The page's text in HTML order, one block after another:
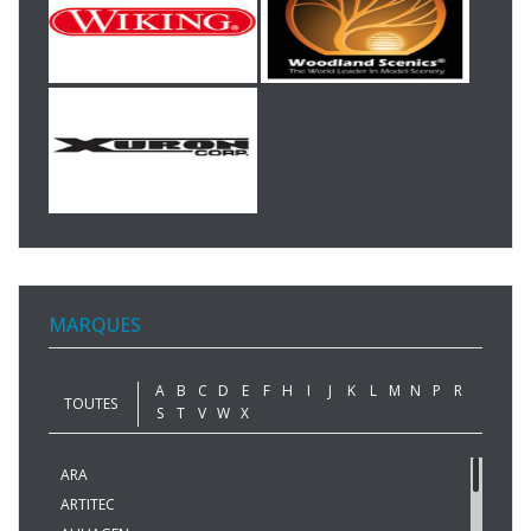
MARQUES
TOUTES
A B C D E F H I J K L M N P
R
S
T V W X
ARA
ARTITEC